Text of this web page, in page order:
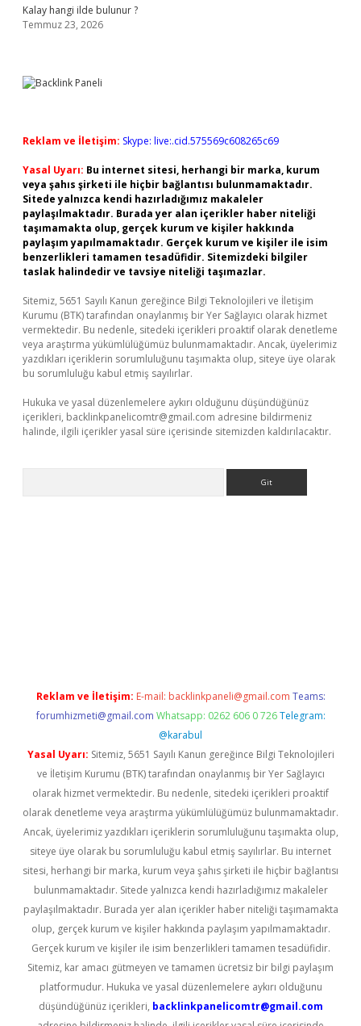
Kalay hangi ilde bulunur ?
Temmuz 23, 2026
Reklam ve İletişim: Skype: live:.cid.575569c608265c69
Yasal Uyarı: Bu internet sitesi, herhangi bir marka, kurum
veya şahıs şirketi ile hiçbir bağlantısı bulunmamaktadır.
Sitede yalnızca kendi hazırladığımız makaleler
paylaşılmaktadır. Burada yer alan içerikler haber niteliği
taşımamakta olup, gerçek kurum ve kişiler hakkında
paylaşım yapılmamaktadır. Gerçek kurum ve kişiler ile isim
benzerlikleri tamamen tesadüfidir. Sitemizdeki bilgiler
taslak halindedir ve tavsiye niteliği taşımazlar.
Sitemiz, 5651 Sayılı Kanun gereğince Bilgi Teknolojileri ve İletişim
Kurumu (BTK) tarafından onaylanmış bir Yer Sağlayıcı olarak hizmet
vermektedir. Bu nedenle, sitedeki içerikleri proaktif olarak denetleme
veya araştırma yükümlülüğümüz bulunmamaktadır. Ancak, üyelerimiz
yazdıkları içeriklerin sorumluluğunu taşımakta olup, siteye üye olarak
bu sorumluluğu kabul etmiş sayılırlar.
Hukuka ve yasal düzenlemelere aykırı olduğunu düşündüğünüz
içerikleri, backlinkpanelicomtr@gmail.com adresine bildirmeniz
halinde, ilgili içerikler yasal süre içerisinde sitemizden kaldırılacaktır.
Reklam ve İletişim: E-mail: backlinkpaneli@gmail.com Teams:
forumhizmeti@gmail.com Whatsapp: 0262 606 0 726 Telegram:
@karabul
Yasal Uyarı: Sitemiz, 5651 Sayılı Kanun gereğince Bilgi Teknolojileri
ve İletişim Kurumu (BTK) tarafından onaylanmış bir Yer Sağlayıcı
olarak hizmet vermektedir. Bu nedenle, sitedeki içerikleri proaktif
olarak denetleme veya araştırma yükümlülüğümüz bulunmamaktadır.
Ancak, üyelerimiz yazdıkları içeriklerin sorumluluğunu taşımakta olup,
siteye üye olarak bu sorumluluğu kabul etmiş sayılırlar. Bu internet
sitesi, herhangi bir marka, kurum veya şahıs şirketi ile hiçbir bağlantısı
bulunmamaktadır. Sitede yalnızca kendi hazırladığımız makaleler
paylaşılmaktadır. Burada yer alan içerikler haber niteliği taşımamakta
olup, gerçek kurum ve kişiler hakkında paylaşım yapılmamaktadır.
Gerçek kurum ve kişiler ile isim benzerlikleri tamamen tesadüfidir.
Sitemiz, kar amacı gütmeyen ve tamamen ücretsiz bir bilgi paylaşım
platformudur. Hukuka ve yasal düzenlemelere aykırı olduğunu
düşündüğünüz içerikleri, backlinkpanelicomtr@gmail.com